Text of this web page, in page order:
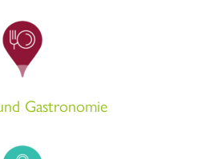
Gastronomie